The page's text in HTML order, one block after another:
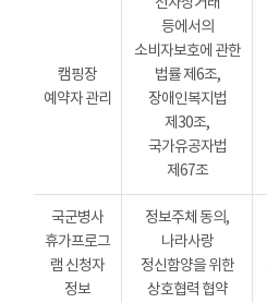
캠핑장
예약자 관리
등에서의
소비자보호에 관한
법률 제6조,
장애인복지법
제30조,
국가유공자법
제67조
국군병사
휴가프로그
램 신청자
정보
정보주체 동의,
나라사랑
정신함양을 위한
상호협력 협약